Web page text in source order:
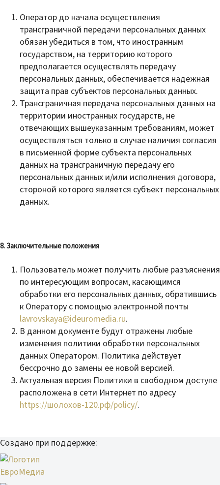
Оператор до начала осуществления
трансграничной передачи персональных данных
обязан убедиться в том, что иностранным
государством, на территорию которого
предполагается осуществлять передачу
персональных данных, обеспечивается надежная
защита прав субъектов персональных данных.
Трансграничная передача персональных данных на
территории иностранных государств, не
отвечающих вышеуказанным требованиям, может
осуществляться только в случае наличия согласия
в письменной форме субъекта персональных
данных на трансграничную передачу его
персональных данных и/или исполнения договора,
стороной которого является субъект персональных
данных.
8. Заключительные положения
Пользователь может получить любые разъяснения
по интересующим вопросам, касающимся
обработки его персональных данных, обратившись
к Оператору с помощью электронной почты
lavrovskaya@ideuromedia.ru.
В данном документе будут отражены любые
изменения политики обработки персональных
данных Оператором. Политика действует
бессрочно до замены ее новой версией.
Актуальная версия Политики в свободном доступе
расположена в сети Интернет по адресу
https://шолохов-120.рф/policy/.
Создано при поддержке: